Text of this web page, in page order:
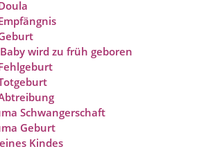
wird zu früh geboren
Schwangerschaft
Geburt
Kindes